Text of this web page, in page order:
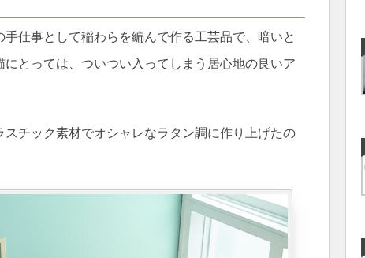
仕事として稲わらを編んで作る工芸品で、暗いと
とっては、ついつい入ってしまう居心地の良いア
チック素材でオシャレなラタン調に作り上げたの